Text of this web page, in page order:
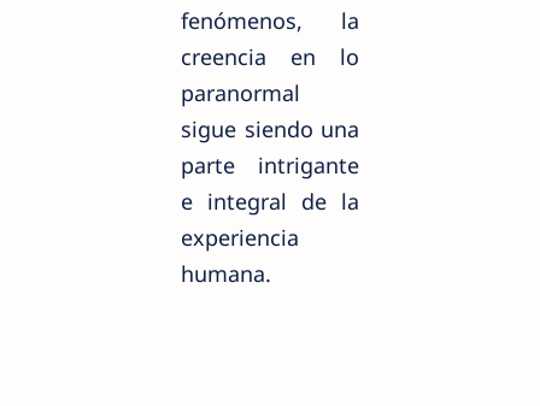
fenómenos, la
creencia en lo
paranormal
sigue siendo una
parte intrigante
e integral de la
experiencia
humana.